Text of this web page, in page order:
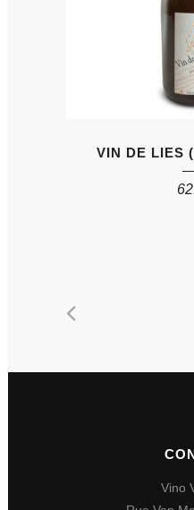
VIN DE LIES
Vino